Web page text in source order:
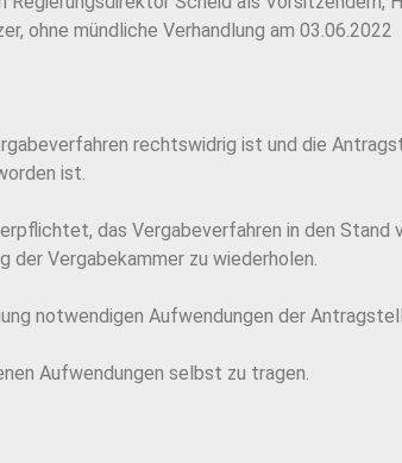
ohne mündliche Verhandlung am 03.06.2022
rechtswidrig ist und die
ist.
das Vergabeverfahren in den Stand
Vergabekammer zu wiederholen.
notwendigen Aufwendungen der
Aufwendungen selbst zu tragen.